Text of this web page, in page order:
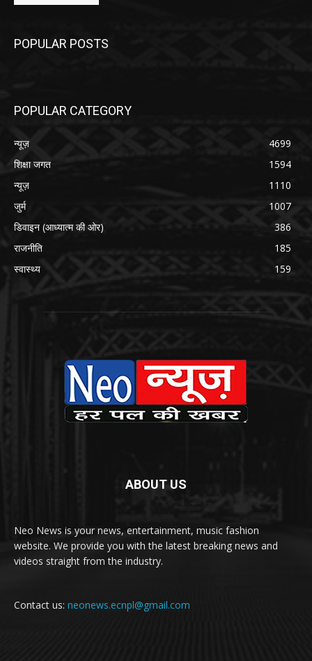
POPULAR POSTS
POPULAR CATEGORY
न्यूज़
4699
शिक्षा जगत
1594
न्यूज़
1110
जुर्म
1007
डिवाइन (आध्यात्म की ओर)
386
राजनीति
185
स्वास्थ्य
159
ABOUT US
Neo News is your news, entertainment, music fashion
website. We provide you with the latest breaking news and
videos straight from the industry.
Contact us: neonews.ecnpl@gmail.com